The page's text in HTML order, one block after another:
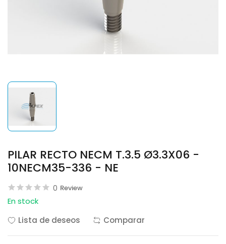
PILAR RECTO NECM T.3.5 Ø3.3X06 -
10NECM35-336 - NE
0 Review
En stock
Lista de deseos
Comparar